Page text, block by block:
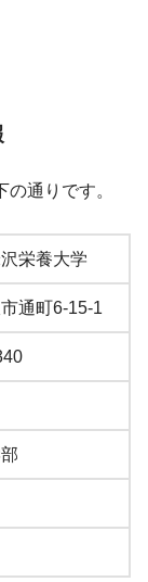
の通りです。
栄養大学
通町6-15-1